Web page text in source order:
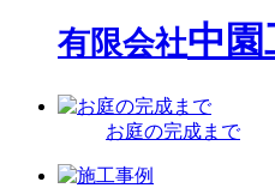
有限会社中園
お庭の完成まで